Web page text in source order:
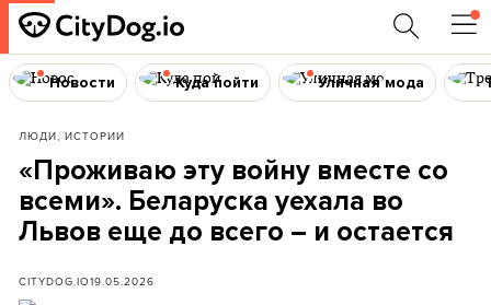
Новости Куда пойти Уличная мода
ЛЮДИ, ИСТОРИИ
«Проживаю эту войну вместе со
всеми». Беларуска уехала во
Львов еще до всего – и остается
CITYDOG.IO19.05.2026